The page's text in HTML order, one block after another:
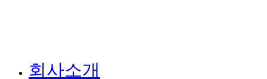
회사소개